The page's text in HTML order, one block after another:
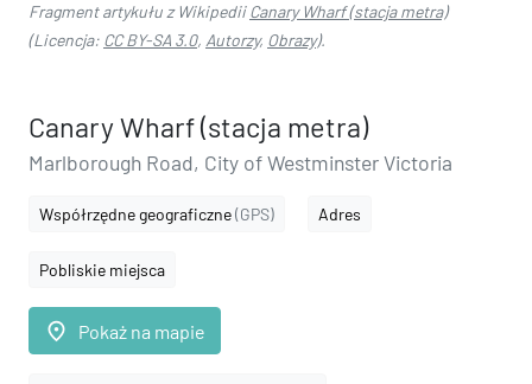
Fragment artykułu z WikipediiCanary Wharf (stacja metra)
(Licencja: CC BY-SA 3.0, Autorzy, Obrazy).
Canary Wharf (stacja metra)
Marlborough Road, City of Westminster Victoria
Współrzędne geograficzne(GPS) Adres
Pobliskie miejsca
place Pokaż na mapie